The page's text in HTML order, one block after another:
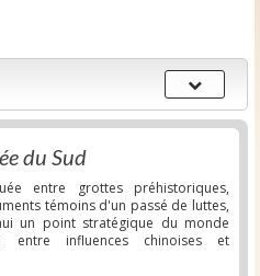
Sections
du
guide
du Sud
entre grottes préhistoriques,
témoins d'un passé de luttes,
un point stratégique du monde
entre influences chinoises et